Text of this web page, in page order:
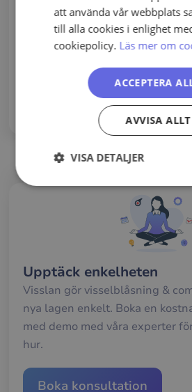
kostnadsfri konsultation,
eller mer information. Du kan
prova Visslan kostnadsfritt i 14
Kontakta oss
Upptäck enkelheten
Visslan gör visselblåsning &
nya lagen enkelt. Boka en
med demo med våra experter
hur.
Boka konsultation
att använda vår webbplats
till alla cookies i enlighet
cookiepolicy. Läs mer om
ACCEPTERA
AVVISA ALLT
VISA DETALJER
Strikt
Prestanda
Funktioner